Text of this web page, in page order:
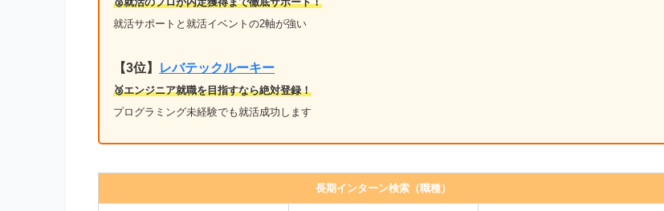
就活サポートと就活イベントの2軸が強い
【3位】 レバテックルーキー
🥉エンジニア就職を目指すなら絶対登録！
プログラミング未経験でも就活成功します
長期インターン検索（職種）